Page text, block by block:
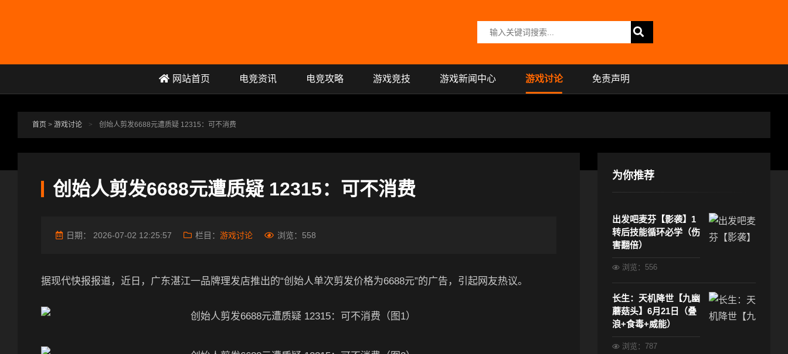
搜索关键词
网站首页 电竞资讯 电竞攻略 游戏竞技 游戏新闻中心 游戏讨论 免责声明
首页 > 游戏讨论 > 创始人剪发6688元遭质疑 12315：可不消费
创始人剪发6688元遭质疑 12315：可不消费
日期： 2026-07-02 12:25:57 栏目： 游戏讨论 浏览： 558
据现代快报报道，近日，广东湛江一品牌理发店推出的“创始人单次剪发价格为6688元”的广告，引起网友热议。
为你推荐
出发吧麦芬【影袭】1
转后技能循环必学（伤
害翻倍）
浏览：556
长生：天机降世【九幽
蘑菇头】6月21日（叠
浪+食毒+威能）
浏览：787